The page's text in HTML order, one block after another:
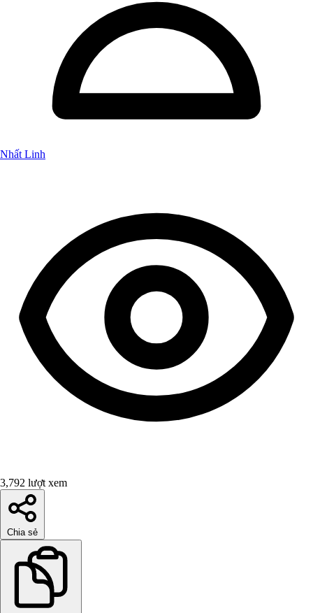
Nhất Linh
3,792 lượt xem
Chia sẻ